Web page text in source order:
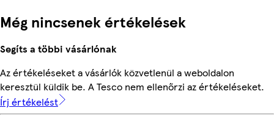
Még nincsenek értékelések
Segíts a többi vásárlónak
Az értékeléseket a vásárlók közvetlenül a weboldalon
keresztül küldik be. A Tesco nem ellenőrzi az értékeléseket.
Írj értékelést